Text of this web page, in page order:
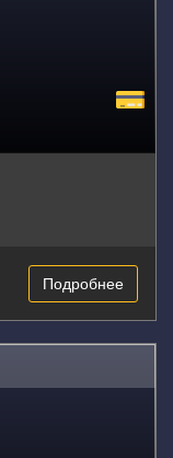
Подробнее